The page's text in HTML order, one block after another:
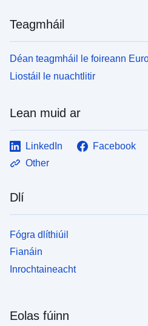
Teagmháil
Déan teagmháil le foireann
Liostáil le nuachtlitir
Lean muid ar
LinkedIn Facebook
Other
Dlí
Fógra dlíthiúil
Fianáin
Inrochtaineacht
Eolas fúinn